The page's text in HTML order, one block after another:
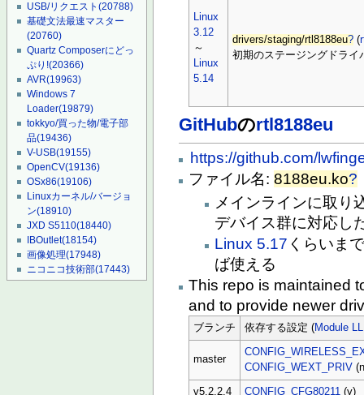
USB/リクエスト(20788)
基礎文法最速マスター
(20760)
Quartz Composerにどっ
ぷり!(20366)
AVR(19963)
Windows 7
Loader(19879)
tokkyo/買った物/電子部
品(19436)
V-USB(19155)
OpenCV(19136)
OSx86(19106)
Linuxカーネル/バージョ
ン(18910)
JXD S5110(18440)
IBOutlet(18154)
画像処理(17948)
ニコニコ技術部(17443)
Linux
3.12
～
Linux
5.14
drivers/staging/rtl8188eu? (
初期のステージングドライ
GitHubのrtl8188eu
https://github.com/
ファイル名:8188eu.ko?
メインラインに取り
デバイス群に対応し
Linux 5.17 くらいま
ば使える
This repo is maintained
and to provide newer
ブランチ 依存する設定 (Module
master
CONFIG_WEXT_PRIV
v5.2.2.4 CONFIG_CFG80211 (y)